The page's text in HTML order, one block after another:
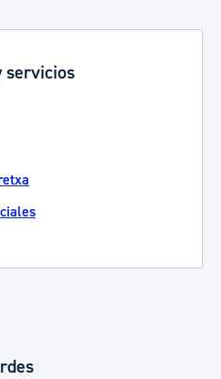
servicios